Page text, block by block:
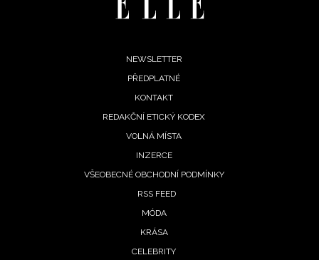
NEWSLETTER
PŘEDPLATNÉ
KONTAKT
REDAKČNÍ ETICKÝ KODEX
VOLNÁ MÍSTA
INZERCE
VŠEOBECNÉ OBCHODNÍ PODMÍNKY
RSS FEED
MÓDA
KRÁSA
CELEBRITY